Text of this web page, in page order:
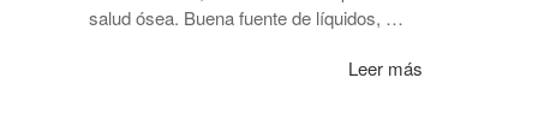
salud ósea. Buena fuente de líquidos, …
Leer más